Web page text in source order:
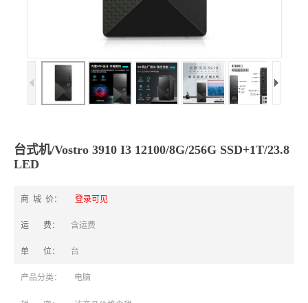
台式机/Vostro 3910 I3 12100/8G/256G SSD+1T/23.8
LED
商 城 价： 登录可见
运 费： 含运费
单 位： 台
产品分类： 电脑